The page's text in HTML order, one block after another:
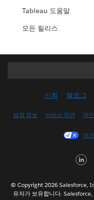
Tableau 도움말
모든 릴리스
신뢰 블로그
법적 정보 서비스 약관 개
개
© Copyright 2026 Salesforce,
유자가 보유합니다.